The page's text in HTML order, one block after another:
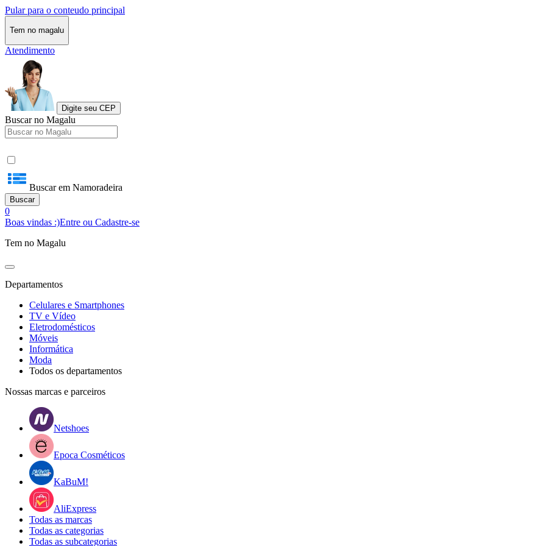
Pular para o conteudo principal
Tem no magalu
Atendimento
Digite seu CEP
Buscar no Magalu
Buscar em Namoradeira
Buscar
0
Boas vindas :)Entre ou Cadastre-se
Tem no Magalu
Departamentos
Celulares e Smartphones
TV e Vídeo
Eletrodomésticos
Móveis
Informática
Moda
Todos os departamentos
Nossas marcas e parceiros
Netshoes
Epoca Cosméticos
KaBuM!
AliExpress
Todas as marcas
Todas as categorias
Todas as subcategorias